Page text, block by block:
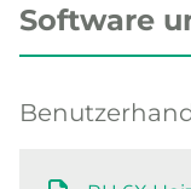
Software